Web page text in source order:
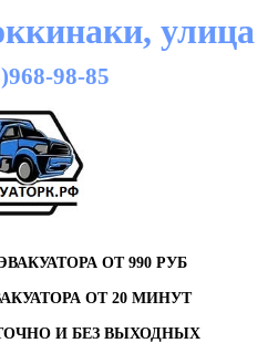
улица
98-85
ОТ 990 РУБ
ОТ 20 МИНУТ
И БЕЗ ВЫХОДНЫХ